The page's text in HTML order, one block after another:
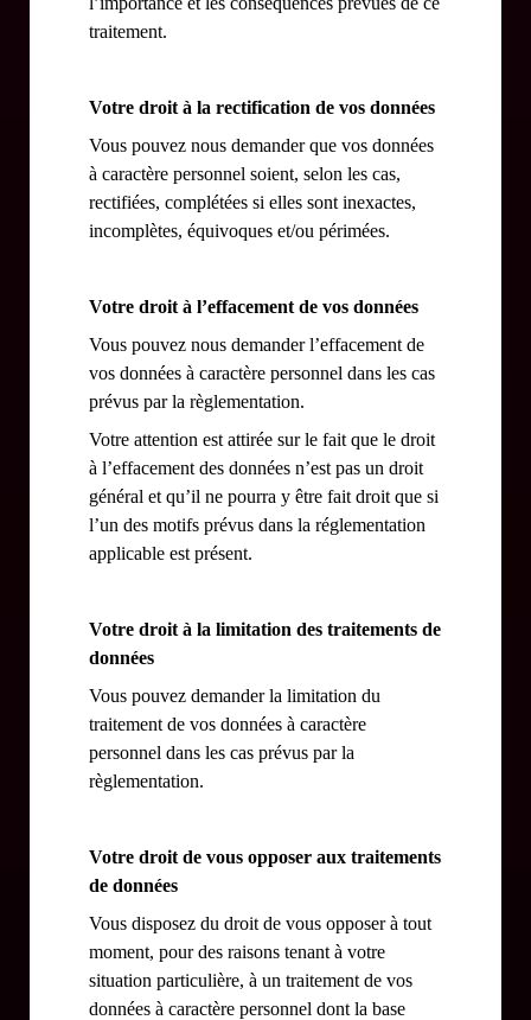
traitement.
Votre droit à la rectification de vos données
Vous pouvez nous demander que vos données
à caractère personnel soient, selon les cas,
rectifiées, complétées si elles sont inexactes,
incomplètes, équivoques et/ou périmées.
Votre droit à l’effacement de vos données
Vous pouvez nous demander l’effacement de
vos données à caractère personnel dans les cas
prévus par la règlementation.
Votre attention est attirée sur le fait que le droit
à l’effacement des données n’est pas un droit
général et qu’il ne pourra y être fait droit que si
l’un des motifs prévus dans la réglementation
applicable est présent.
Votre droit à la limitation des traitements de
données
Vous pouvez demander la limitation du
traitement de vos données à caractère
personnel dans les cas prévus par la
règlementation.
Votre droit de vous opposer aux traitements
de données
Vous disposez du droit de vous opposer à tout
moment, pour des raisons tenant à votre
situation particulière, à un traitement de vos
données à caractère personnel dont la base